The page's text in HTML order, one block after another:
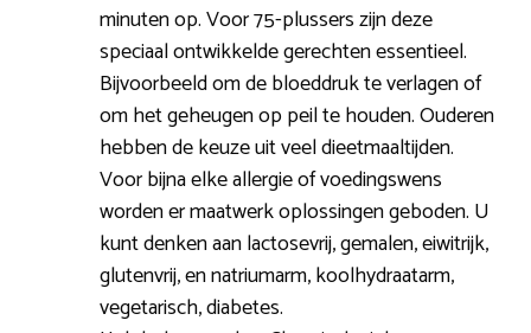
minuten op. Voor 75-plussers zijn deze
speciaal ontwikkelde gerechten essentieel.
Bijvoorbeeld om de bloeddruk te verlagen of
om het geheugen op peil te houden. Ouderen
hebben de keuze uit veel dieetmaaltijden.
Voor bijna elke allergie of voedingswens
worden er maatwerk oplossingen geboden. U
kunt denken aan lactosevrij, gemalen, eiwitrijk,
glutenvrij, en natriumarm, koolhydraatarm,
vegetarisch, diabetes.